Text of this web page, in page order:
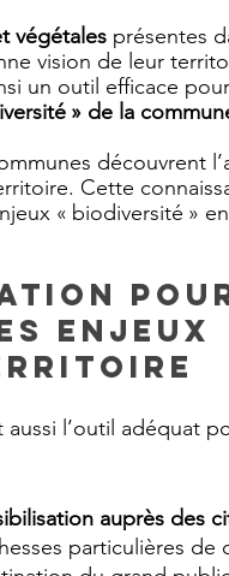
végétales présentes
vision de leur
un outil efficace
» de la
découvrent
Cette
« biodiversité »
enjeux
l’outil adéquat
auprès des
particulières de